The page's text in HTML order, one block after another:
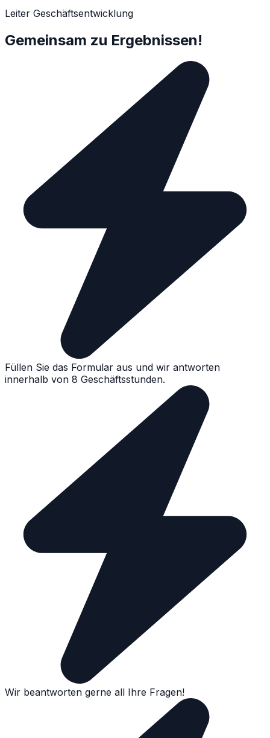
Leiter Geschäftsentwicklung
Gemeinsam zu Ergebnissen!
Füllen Sie das Formular aus und wir antworten
innerhalb von 8 Geschäftsstunden.
Wir beantworten gerne all Ihre Fragen!